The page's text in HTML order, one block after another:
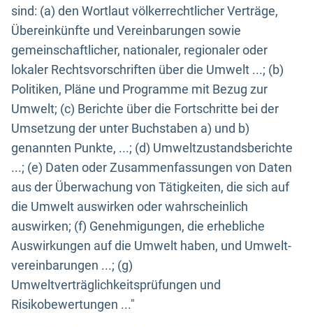
sind: (a) den Wortlaut völkerrechtlicher Verträge,
Übereinkünfte und Vereinbarungen sowie
gemeinschaftlicher, nationaler, regionaler oder
lokaler Rechtsvorschriften über die Umwelt ...; (b)
Politiken, Pläne und Programme mit Bezug zur
Umwelt; (c) Berichte über die Fortschritte bei der
Umsetzung der unter Buchstaben a) und b)
genannten Punkte, ...; (d) Umweltzustandsberichte
...; (e) Daten oder Zusammenfassungen von Daten
aus der Überwachung von Tätigkeiten, die sich auf
die Umwelt auswirken oder wahrscheinlich
auswirken; (f) Genehmigungen, die erhebliche
Auswirkungen auf die Umwelt haben, und Umwelt-
vereinbarungen ...; (g)
Umweltverträglichkeitsprüfungen und
Risikobewertungen ..."